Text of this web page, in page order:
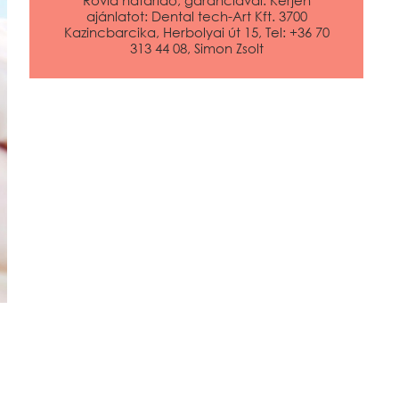
ajánlatot: Dental tech-Art Kft. 3700
Kazincbarcika, Herbolyai út 15, Tel: +36 70
313 44 08, Simon Zsolt